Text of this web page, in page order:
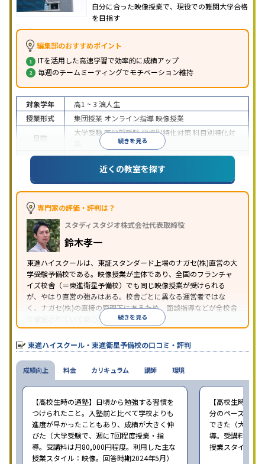
自分に合った映像授業で、現役での難関大学合格
を目指す
編集部のおすすめポイント
ITを活用した高速学習で効率的に成績アップ
毎週のチームミーティングでモチベーション維持
続きを見る
対象学年 高1 ~ 3 浪人生
授業形式
集団授業 オンライン指導映像授業
目的
大学受験医学部受験学校別特化対策科目別特化対
特待生・奨学金制度あり授業の振替可能学習に
PC・タブレットを利用1科目から受講可能
習のみの受講可
※2024年6月調査。大学受験塾・予備校のアンケート調査方法を参照
近くの教室を探す
専門家の評価・評判は？
スタディスタジオ株式会社代表取締役
鈴木孝一
東進ハイスクールは、東証スタンダード上場のナガセ(株)直営の大
学受験予備校である。映像授業が主体であり、全国のフランチャ
イズ校舎（＝東進衛星予備校）でも同じ映像授業が受けられる
が、やはり直営の強みはある。校舎ごとに異なる運営者ではな
く、ナガセ(株)の直接の管理下にあるため、面談指導などが全校舎
で徹底されていて安心できる。
東進衛星予備校は、運営会社により指導方針や校舎のルールが異
なる。体験授業では、授業のみで判断するのではなく、担当者や
校舎雰囲気、校舎での合格実績などを確認すると良いだろう。
続きを見る
東進ハイスクール・東進衛星予備校の口コミ・評判
成績向上
【高校生時の通塾】日頃から勉強する習慣を
つけられたこと。入塾前と比べて学校よりも
進度が早かったこともあり、成績が大きく伸
びた（大学受験で、週に7回程度授業・指
導。受講料は月80,000円程度。利用した主な
授業スタイル：映像。回答時期2024年5月）
【高校生時の通
分のペースで進
できた（大学受
導。受講料は月
授業スタイル：
料金 カリキュラム 講師 環境